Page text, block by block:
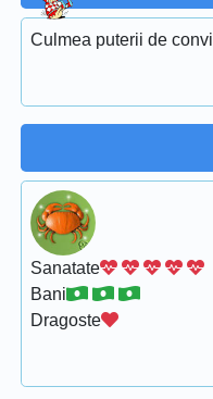
Culmea puterii de
Sanatate
Bani
Dragoste